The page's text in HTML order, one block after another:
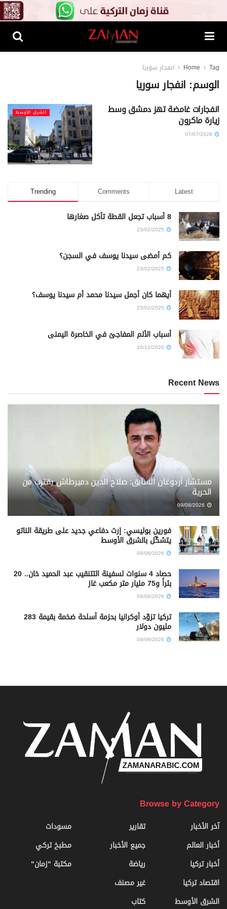
Home Tag انفجار سوريا
الوسم: انفجار سوريا
الشرق الأوسط انفجارات غامضة تهز دمشق وسط
زيارة ماكرون
Trending Comments Latest
8 أسباب تجعل القطة تأكل صغارها
كم أمضى سيدنا يوسف في السجن؟
أيهما كان أجمل سيدنا محمد أم سيدنا يوسف؟
أسباب الألم المفاجئ في الخاصرة اليمنى
Recent News
مستشار أردوغان السابق: صلاح الدين دميرطاش يقترب من
الحرية
فورين بوليسي: إرث دفاعي جديد على طريقة الناتو
يتشكّل بالشرق الأوسط
حصاد 4 سنوات لسفينة التتنقيب عبد الحميد خان.. 20
بئراً و75 مليار متر مكعب غاز
تركيا تزوّد أوكرانيا بحزمة أسلحة ضخمة بقيمة 283
مليون دولار
Browse by Category
آخر الأخبار
أخبار العالم
أخبار تركيا
اقتصاد تركيا
الشرق الأوسط
تقارير
جميع الأخبار
رياضة
غير مصنف
كتاب
مسودات
مطبخ تركي
مكتبة "زمان"